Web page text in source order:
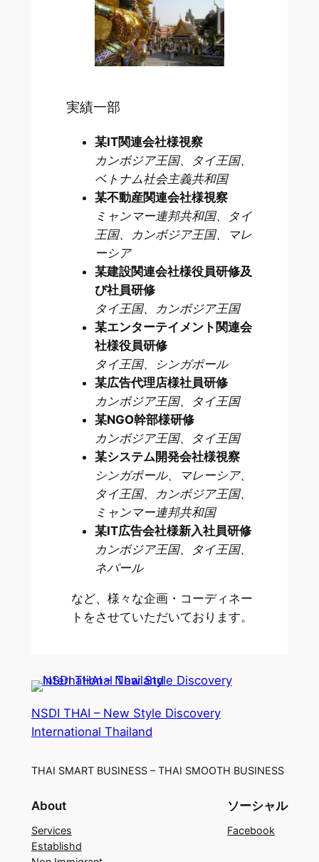
実績一部
某IT関連会社様視察
カンボジア王国、タイ王国、
ベトナム社会主義共和国
某不動産関連会社様視察
ミャンマー連邦共和国、タイ
王国、カンボジア王国、マレ
ーシア
某建設関連会社様役員研修及
び社員研修
タイ王国、カンボジア王国
某エンターテイメント関連会
社様役員研修
タイ王国、シンガポール
某広告代理店様社員研修
カンボジア王国、タイ王国
某NGO幹部様研修
カンボジア王国、タイ王国
某システム開発会社様視察
シンガポール、マレーシア、
タイ王国、カンボジア王国、
ミャンマー連邦共和国
某IT広告会社様新入社員研修
カンボジア王国、タイ王国、
ネパール
など、様々な企画・コーディネー
トをさせていただいております。
NSDI THAI – New Style Discovery
International Thailand
THAI SMART BUSINESS – THAI SMOOTH BUSINESS
About
Services
Establishd
ソーシャル
Facebook